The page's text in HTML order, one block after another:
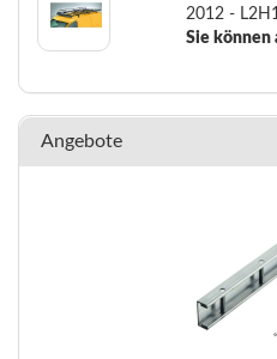
2012 -
Sie können
Angebote